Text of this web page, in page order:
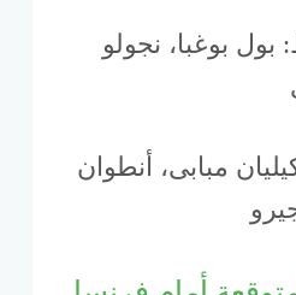
بوغبا، نجولو
مبابى، أنطوان